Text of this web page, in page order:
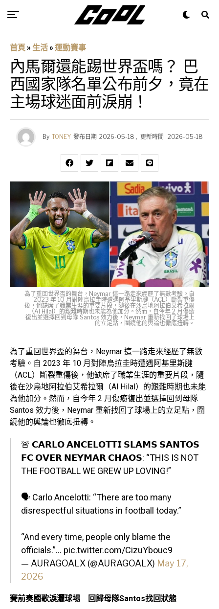
首頁 » 生活 » 運動賽事
內馬爾還能踢世界盃嗎？ 巴
西國家隊名單公布前夕，竟在
主場球迷面前淚崩！
By TONEY 發布日期 2026-05-18 , 更新時間 2026-05-18
為了重回世界盃的舞台，Neymar 這一路走來經歷了無數考驗。自
2023 年 10 月對陣烏拉圭時遭遇阿基里斯腱（ACL）斷裂重傷
後，他缺席了職業生涯的重要片段，隨後在沙烏地阿拉伯艾希拉爾
（Al Hilal）的艱難時期也未能為他加分。然而，自今年 2 月傷癒
復出並選擇回到母隊 Santos 效力後，Neymar 重新找回了球場上
的立足點，圍繞他的輿論也徹底扭轉。
為了重回世界盃的舞台，Neymar 這一路走來經歷了無數
考驗。自 2023 年 10 月對陣烏拉圭時遭遇阿基里斯腱
（ACL）斷裂重傷後，他缺席了職業生涯的重要片段，隨
後在沙烏地阿拉伯艾希拉爾（Al Hilal）的艱難時期也未能
為他加分。然而，自今年 2 月傷癒復出並選擇回到母隊
Santos 效力後，Neymar 重新找回了球場上的立足點，圍
繞他的輿論也徹底扭轉。
🚨 𝗖𝗔𝗥𝗟𝗢 𝗔𝗡𝗖𝗘𝗟𝗢𝗧𝗧𝗜 𝗦𝗟𝗔𝗠𝗦 𝗦𝗔𝗡𝗧𝗢𝗦
𝗙𝗖 𝗢𝗩𝗘𝗥 𝗡𝗘𝗬𝗠𝗔𝗥 𝗖𝗛𝗔𝗢𝗦: “THIS IS NOT
THE FOOTBALL WE GREW UP LOVING!”
🗣️ Carlo Ancelotti: “There are too many
disrespectful situations in football today.”
“And every time, people only blame the
officials.”… pic.twitter.com/CizuYbouc9
— AURAGOALX (@AURAGOALX) May 17,
2026
賽前奏國歌淚灑球場 回歸母隊Santos找回狀態